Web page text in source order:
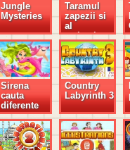
Jungle
Mysteries
Taramul
zapezii si
al
stelutelor
Sirena
cauta
diferente
Country
Labyrinth 3